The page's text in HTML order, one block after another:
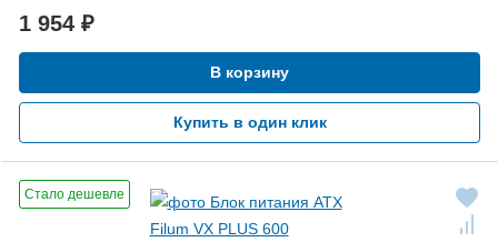
1 954 ₽
В корзину
Купить в один клик
Стало дешевле